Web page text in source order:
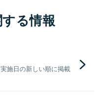
る情報
施日の新しい順に掲載